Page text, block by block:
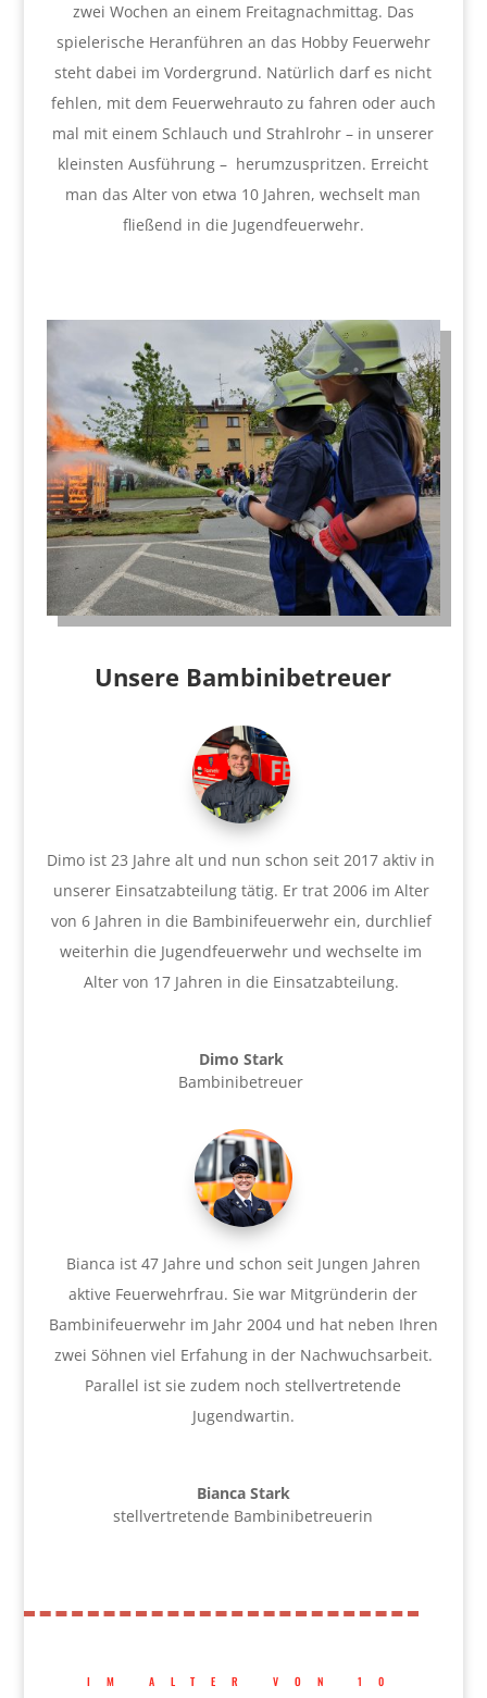
zwei Wochen an einem Freitagnachmittag. Das
spielerische Heranführen an das Hobby Feuerwehr
steht dabei im Vordergrund. Natürlich darf es nicht
fehlen, mit dem Feuerwehrauto zu fahren oder auch
mal mit einem Schlauch und Strahlrohr – in unserer
kleinsten Ausführung – herumzuspritzen. Erreicht
man das Alter von etwa 10 Jahren, wechselt man
fließend in die Jugendfeuerwehr.
Unsere Bambinibetreuer
Dimo ist 23 Jahre alt und nun schon seit 2017 aktiv in
unserer Einsatzabteilung tätig. Er trat 2006 im Alter
von 6 Jahren in die Bambinifeuerwehr ein, durchlief
weiterhin die Jugendfeuerwehr und wechselte im
Alter von 17 Jahren in die Einsatzabteilung.
Dimo Stark
Bambinibetreuer
Bianca ist 47 Jahre und schon seit Jungen Jahren
aktive Feuerwehrfrau. Sie war Mitgründerin der
Bambinifeuerwehr im Jahr 2004 und hat neben Ihren
zwei Söhnen viel Erfahung in der Nachwuchsarbeit.
Parallel ist sie zudem noch stellvertretende
Jugendwartin.
Bianca Stark
stellvertretende Bambinibetreuerin
IM ALTER VON 10